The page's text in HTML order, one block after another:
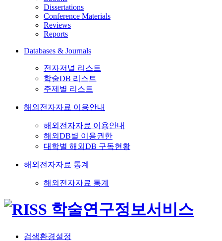
Dissertations
Conference Materials
Reviews
Reports
Databases & Journals
전자저널 리스트
학술DB 리스트
주제별 리스트
해외전자자료 이용안내
해외전자자료 이용안내
해외DB별 이용권한
대학별 해외DB 구독현황
해외전자자료 통계
해외전자자료 통계
검색환경설정